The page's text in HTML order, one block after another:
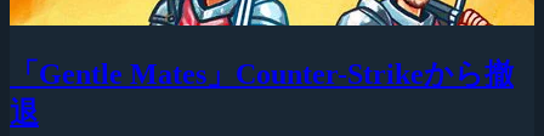
「Gentle Mates」Counter-Strikeから撤
退